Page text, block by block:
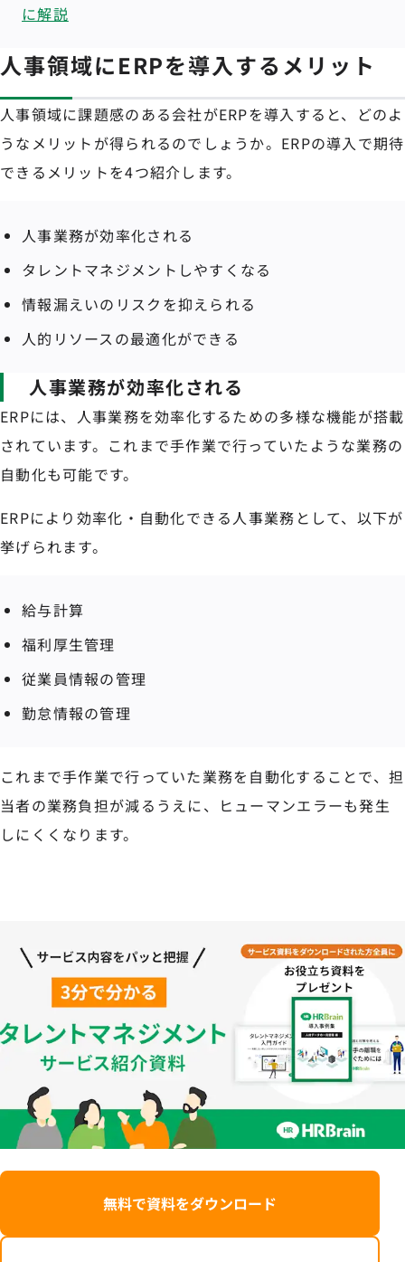
に解説
人事領域にERPを導入するメリット
人事領域に課題感のある会社がERPを導入すると、どのよ
うなメリットが得られるのでしょうか。ERPの導入で期待
できるメリットを4つ紹介します。
人事業務が効率化される
タレントマネジメントしやすくなる
情報漏えいのリスクを抑えられる
人的リソースの最適化ができる
人事業務が効率化される
ERPには、人事業務を効率化するための多様な機能が搭載
されています。これまで手作業で行っていたような業務の
自動化も可能です。
ERPにより効率化・自動化できる人事業務として、以下が
挙げられます。
給与計算
福利厚生管理
従業員情報の管理
勤怠情報の管理
これまで手作業で行っていた業務を自動化することで、担
当者の業務負担が減るうえに、ヒューマンエラーも発生
しにくくなります。
無料で資料をダウンロード